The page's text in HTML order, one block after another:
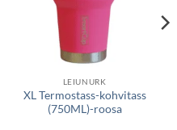
LEIUNURK
XL Termostass-kohvitass
(750ML)-roosa